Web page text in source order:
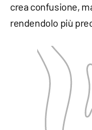
crea confusione,
rendendolo più